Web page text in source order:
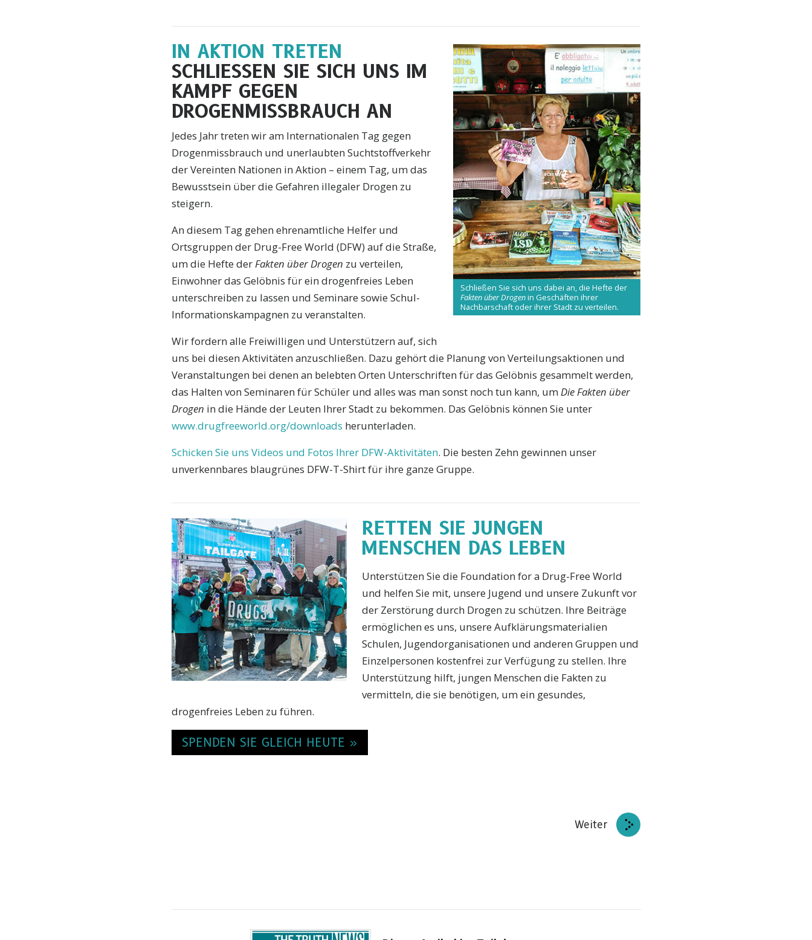
Schließen Sie sich uns dabei an, die Hefte der
Fakten über Drogenin Geschäften ihrer
Nachbarschaft oder ihrer Stadt zu verteilen.
IN AKTION TRETEN
SCHLIESSEN SIE SICH UNS IM
KAMPF GEGEN
DROGENMISSBRAUCH AN
Jedes Jahr treten wir am Internationalen Tag gegen
Drogenmissbrauch und unerlaubten Suchtstoffverkehr
der Vereinten Nationen in Aktion – einem Tag, um das
Bewusstsein über die Gefahren illegaler Drogen zu
steigern.
An diesem Tag gehen ehrenamtliche Helfer und
Ortsgruppen der Drug-Free World (DFW) auf die Straße,
um die Hefte derFakten über Drogen zu verteilen,
Einwohner das Gelöbnis für ein drogenfreies Leben
unterschreiben zu lassen und Seminare sowie Schul-
Informationskampagnen zu veranstalten.
Wir fordern alle Freiwilligen und Unterstützern auf, sich
uns bei diesen Aktivitäten anzuschließen. Dazu gehört die Planung von Verteilungsaktionen und
Veranstaltungen bei denen an belebten Orten Unterschriften für das Gelöbnis gesammelt werden,
das Halten von Seminaren für Schüler und alles was man sonst noch tun kann, umDie Fakten über
Drogen in die Hände der Leuten Ihrer Stadt zu bekommen. Das Gelöbnis können Sie unter
www.drugfreeworld.org/downloads herunterladen.
Schicken Sie uns Videos und Fotos Ihrer DFW-Aktivitäten. Die besten Zehn gewinnen unser
unverkennbares blaugrünes DFW-T-Shirt für ihre ganze Gruppe.
RETTEN SIE JUNGEN
MENSCHEN DAS LEBEN
Unterstützen Sie die Foundation for a Drug-Free World
und helfen Sie mit, unsere Jugend und unsere Zukunft vor
der Zerstörung durch Drogen zu schützen. Ihre Beiträge
ermöglichen es uns, unsere Aufklärungsmaterialien
Schulen, Jugendorganisationen und anderen Gruppen und
Einzelpersonen kostenfrei zur Verfügung zu stellen. Ihre
Unterstützung hilft, jungen Menschen die Fakten zu
vermitteln, die sie benötigen, um ein gesundes,
drogenfreies Leben zu führen.
SPENDEN SIE GLEICH HEUTE »
Weiter